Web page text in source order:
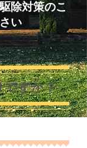
除対策のこ
い
ですか？